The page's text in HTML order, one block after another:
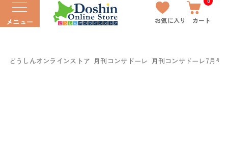
メニュー お気に入り カート
どうしんオンラインストア 月刊コンサドーレ 月刊コンサドーレ7月号